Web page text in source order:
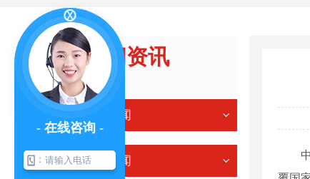
新闻资讯
NEWS
公司新闻
行业新闻
中新
- 在线咨询 -
：